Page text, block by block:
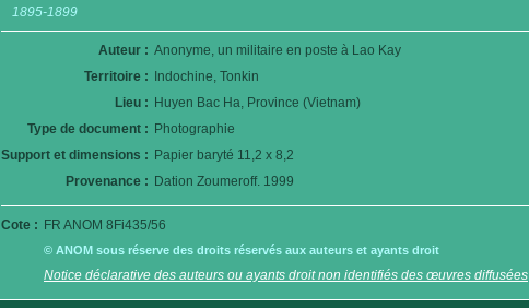
1895-1899
Auteur : Anonyme, un militaire en poste à Lao Kay
Territoire :
Indochine, Tonkin
Lieu : Huyen Bac Ha, Province (Vietnam)
Type de document : Photographie
Support et dimensions : Papier baryté 11,2 x 8,2
Provenance : Dation Zoumeroff. 1999
Cote : FR ANOM 8Fi435/56
© ANOM sous réserve des droits réservés aux auteurs et ayants droit
Notice déclarative des auteurs ou ayants droit non identifiés des œuvres diffusées